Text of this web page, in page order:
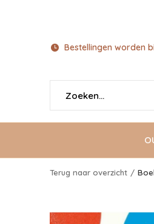
Bestellingen worden
Terug naar overzicht